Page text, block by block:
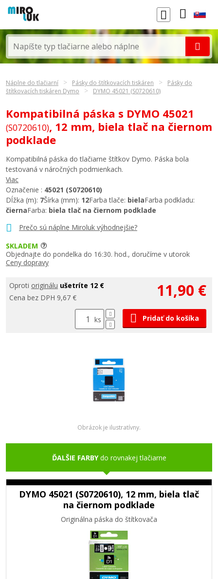
Náplne do tlačiarní Pásky do štítkovacích tiskáren
Pásky do
štítkovacích tiskáren Dymo
DYMO 45021 (S0720610)
Kompatibilná páska s DYMO 45021
(S0720610), 12 mm, biela tlač na čiernom
podklade
Prečo sú náplne Miroluk výhodnejšie?
Kompatibilná páska do tlačiarne štítkov Dymo. Páska bola
testovaná v náročných podmienkach.
Viac
Označenie : 45021 (S0720610)
Dĺžka (m): 7Šírka (mm): 12Farba tlače: bielaFarba podkladu:
čiernaFarba: biela tlač na čiernom podklade
SKLADEM
Objednajte do pondelka do 16:30. hod., doručíme v utorok
Ceny dopravy
Oproti originálu ušetríte 12 €
Cena bez DPH 9,67 €
11,90 €
ks Pridať do košíka
Obrázok je ilustratívny.
ĎALŠIE FARBYdo rovnakej tlačiarne
DYMO 45021 (S0720610), 12 mm, biela tlač
na čiernom podklade
Originálna páska do štítkovača